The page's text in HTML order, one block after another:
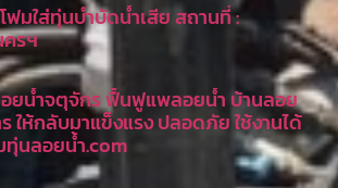
มใส่ทุ่นบำบัดน้ำเสีย สถานที่ :
ครฯ
ยน้ำจตุจักร ฟื้นฟูแพลอยน้ำ บ้านลอย
ให้กลับมาแข็งแรง ปลอดภัย ใช้งานได้
นลอยน้ำ.com